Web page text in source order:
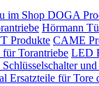
im Shop DOGA
Hörmann
Produkte CAME
Torantriebe LED
und
Ersatzteile für Tore